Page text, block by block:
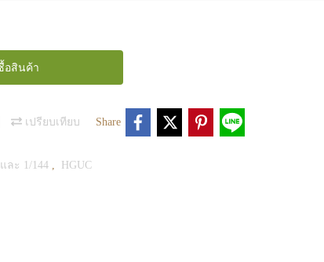
อสินค้า
เปรียบเทียบ Share
และ 1/144 HGUC